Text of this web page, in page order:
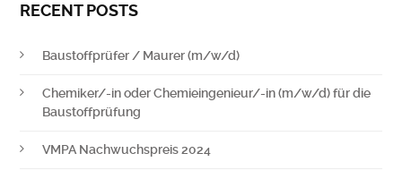
RECENT POSTS
Baustoffprüfer / Maurer (m/w/d)
Chemiker/-in oder Chemieingenieur/-in (m/w/d) für die
Baustoffprüfung
VMPA Nachwuchspreis 2024